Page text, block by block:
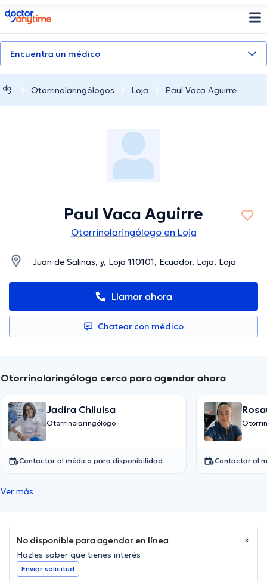
doctoranytime
Encuentra un médico
Otorrinolaringólogos Loja Paul Vaca Aguirre
Paul Vaca Aguirre
Otorrinolaringólogo en Loja
Juan de Salinas, y, Loja 110101, Ecuador, Loja, Loja
Llamar ahora
Chatear con médico
Otorrinolaringólogo cerca para agendar ahora
Jadira Chiluisa
Otorrinolaringólogo
Contactar al médico para disponibilidad Contactar al
Ver más
No disponible para agendar en línea
Hazles saber que tienes interés
Enviar solicitud